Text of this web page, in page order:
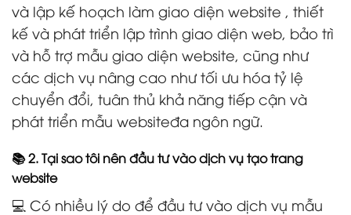
và lập kế hoạch làm giao diện website , thiết
kế và phát triển lập trình giao diện web, bảo trì
và hỗ trợ mẫu giao diện website, cũng như
các dịch vụ nâng cao như tối ưu hóa tỷ lệ
chuyển đổi, tuân thủ khả năng tiếp cận và
phát triển mẫu websiteđa ngôn ngữ.
📚 2. Tại sao tôi nên đầu tư vào dịch vụ tạo trang
website
💻 Có nhiều lý do để đầu tư vào dịch vụ mẫu